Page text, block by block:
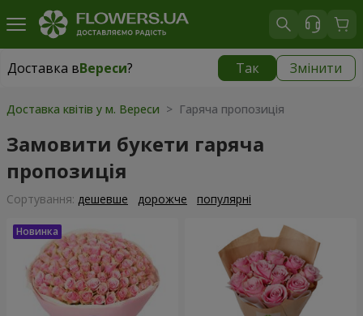
Доставка вВереси? Так Змінити
Доставка вВереси
Доставка квітів у м. Вереси > Гаряча пропозиція
Замовити букети гаряча
пропозиція
Сортування: дешевше дорожче популярні